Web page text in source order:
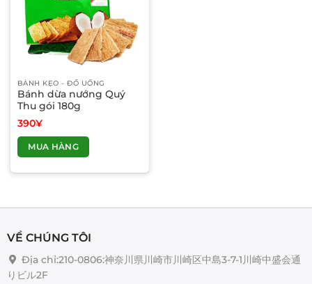
BÁNH KẸO - ĐỒ UỐNG
Bánh dừa nướng Quý
Thu gói 180g
390¥
MUA HÀNG
VỀ CHÚNG TÔI
Địa chỉ:210-0806:神奈川県川崎市川崎区中島3-7-1川崎中盛会通
りビル2F